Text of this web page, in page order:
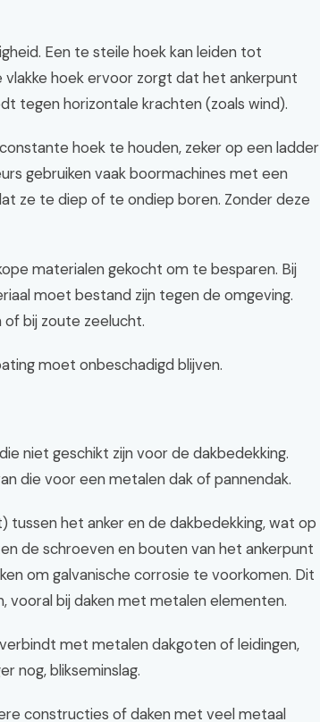
Een te steile hoek kan leiden tot
hoek ervoor zorgt dat het ankerpunt
tegen horizontale krachten (zoals wind).
hoek te houden, zeker op een ladder
gebruiken vaak boormachines met een
ze te diep of te ondiep boren. Zonder deze
materialen gekocht om te besparen. Bij
moet bestand zijn tegen de omgeving.
bij zoute zeelucht.
moet onbeschadigd blijven.
niet geschikt zijn voor de dakbedekking.
die voor een metalen dak of pannendak.
het anker en de dakbedekking, wat op
de schroeven en bouten van het ankerpunt
om galvanische corrosie te voorkomen. Dit
vooral bij daken met metalen elementen.
met metalen dakgoten of leidingen,
nog, blikseminslag.
constructies of daken met veel metaal